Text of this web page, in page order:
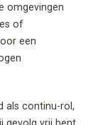
omgevingen
of
een
als continu-rol,